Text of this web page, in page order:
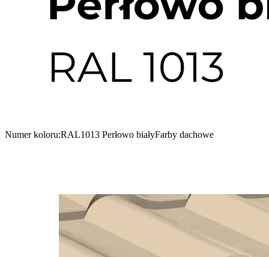
Numer koloru:RAL1013 Perłowo białyFarby dachowe